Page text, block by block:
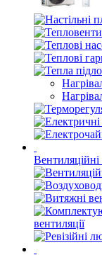
вентиляції